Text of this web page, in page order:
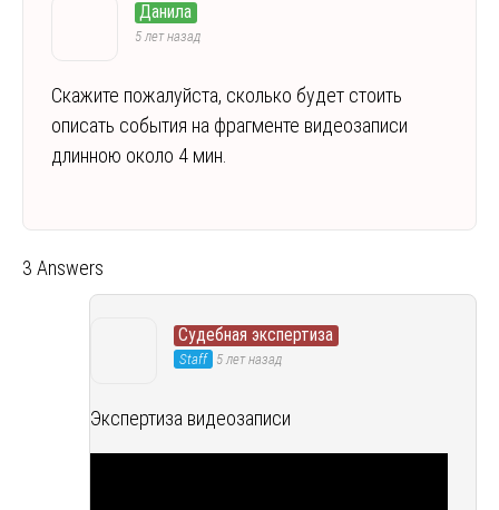
Данила
5 лет назад
Скажите пожалуйста, сколько будет стоить
описать события на фрагменте видеозаписи
длинною около 4 мин.
3 Answers
Судебная экспертиза
Staff 5 лет назад
Экспертиза видеозаписи